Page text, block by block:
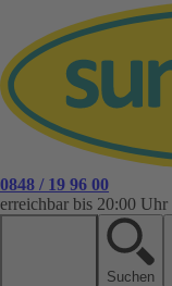
0848 / 19 96 00
erreichbar bis 20:00 Uhr
Suchen